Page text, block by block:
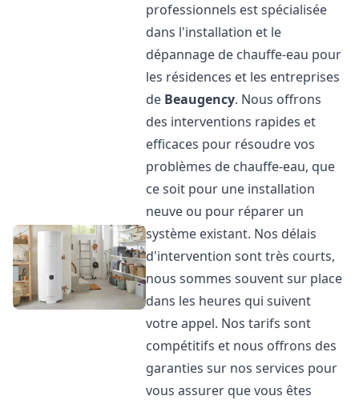
professionnels est spécialisée
dans l'installation et le
dépannage de chauffe-eau pour
les résidences et les entreprises
de Beaugency. Nous offrons
des interventions rapides et
efficaces pour résoudre vos
problèmes de chauffe-eau, que
ce soit pour une installation
neuve ou pour réparer un
système existant. Nos délais
d'intervention sont très courts,
nous sommes souvent sur place
dans les heures qui suivent
votre appel. Nos tarifs sont
compétitifs et nous offrons des
garanties sur nos services pour
vous assurer que vous êtes